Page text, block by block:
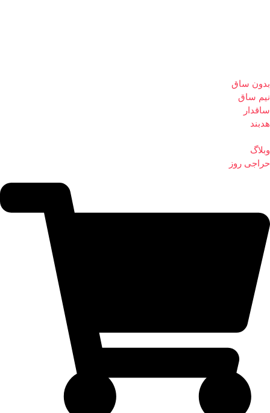
بدون ساق
نیم ساق
ساقدار
هدبند
وبلاگ
حراجی روز